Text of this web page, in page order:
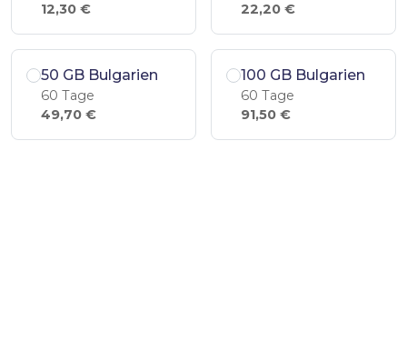
12,30 €
22,20 €
50 GB Bulgarien
60 Tage
49,70 €
100 GB Bulgarien
60 Tage
91,50 €